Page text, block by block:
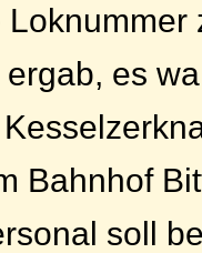
es
Bahnhof
soll